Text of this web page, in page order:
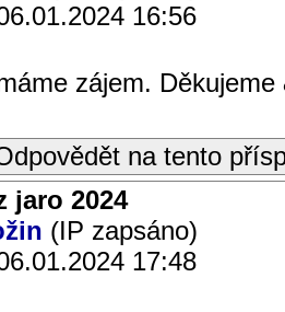
16:56
zájem. Děkujeme
na tento
jaro 2024
(IP zapsáno)
17:48